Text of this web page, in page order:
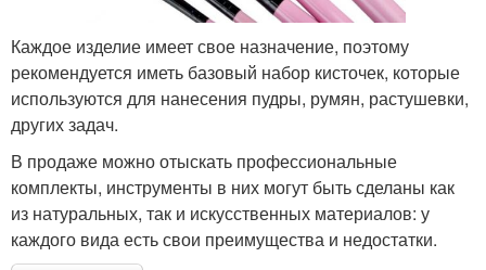
Каждое изделие имеет свое назначение, поэтому
рекомендуется иметь базовый набор кисточек, которые
используются для нанесения пудры, румян, растушевки,
других задач.
В продаже можно отыскать профессиональные
комплекты, инструменты в них могут быть сделаны как
из натуральных, так и искусственных материалов: у
каждого вида есть свои преимущества и недостатки.